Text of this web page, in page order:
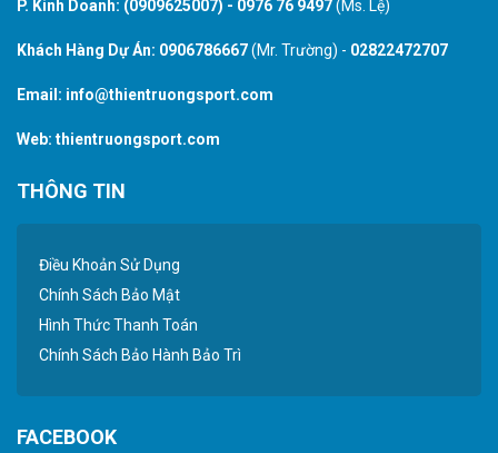
P. Kinh Doanh: (0909625007) - 0976 76 9497(Ms. Lệ)
Khách Hàng Dự Án: 0906786667(Mr. Trường) - 02822472707
Email: info@thientruongsport.com
Web: thientruongsport.com
THÔNG TIN
Điều Khoản Sử Dụng
Chính Sách Bảo Mật
Hình Thức Thanh Toán
Chính Sách Bảo Hành Bảo Trì
FACEBOOK